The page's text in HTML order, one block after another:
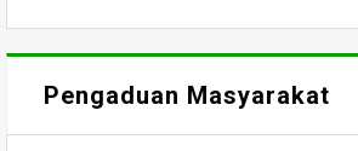
Pengaduan Masyarakat